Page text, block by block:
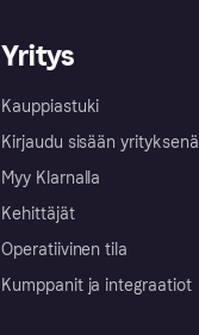
Yritys
Kauppiastuki
Kirjaudu sisään yrityksenä
Myy Klarnalla
Kehittäjät
Operatiivinen tila
Kumppanit ja integraatiot